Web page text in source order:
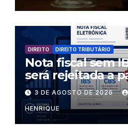
DIREITO DIREITO TRIBUTÁRIO
Nota fiscal sem
será rejeitada a
segunda-feira
3 DE AGOSTO DE 2026
HENRIQUE